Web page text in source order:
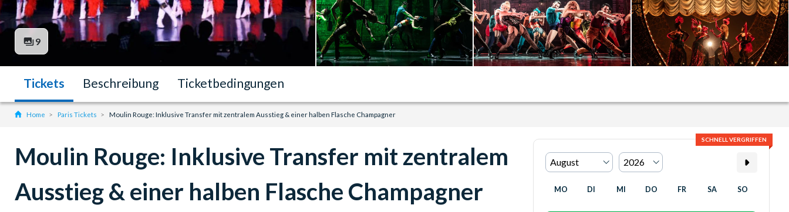
9
Tickets Beschreibung Ticketbedingungen
Home Paris Tickets Moulin Rouge: Inklusive Transfer mit zentralem Ausstieg & einer halben Flasche Champagner
Moulin Rouge: Inklusive Transfer mit zentralem
Ausstieg & einer halben Flasche Champagner
MO DI MI DO FR SA SO
SCHNELL VERGRIFFEN